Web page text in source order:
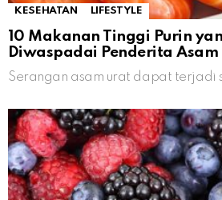
KESEHATAN LIFESTYLE
10 Makanan Tinggi Purin
Diwaspadai Penderita
Serangan asam urat dapat